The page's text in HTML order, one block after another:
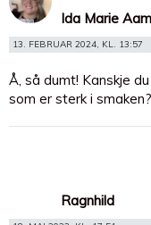
Ida Marie
13. FEBRUAR 2024, KL. 13:57
Å, så dumt! Kanskje
som er sterk i
Ragnhild